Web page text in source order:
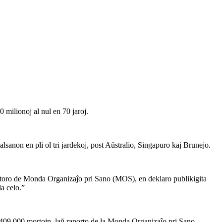
milionoj al nul en 70 jaroj.
en pli ol tri jardekoj, post Aŭstralio, Singapuro kaj Brunejo.
de Monda Organizaĵo pri Sano (MOS), en deklaro publikigita
celo.”